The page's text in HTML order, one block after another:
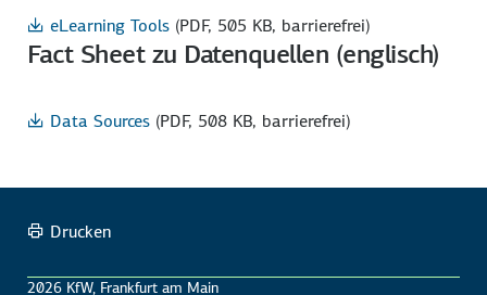
eLearning Tools (PDF, 505 KB, barrierefrei)
Fact Sheet zu Datenquellen (englisch)
Data Sources (PDF, 508 KB, barrierefrei)
Drucken
2026 KfW, Frankfurt am Main